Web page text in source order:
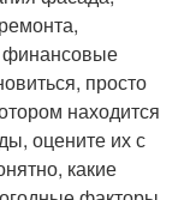
финансовые
просто
находится
оцените их с
какие